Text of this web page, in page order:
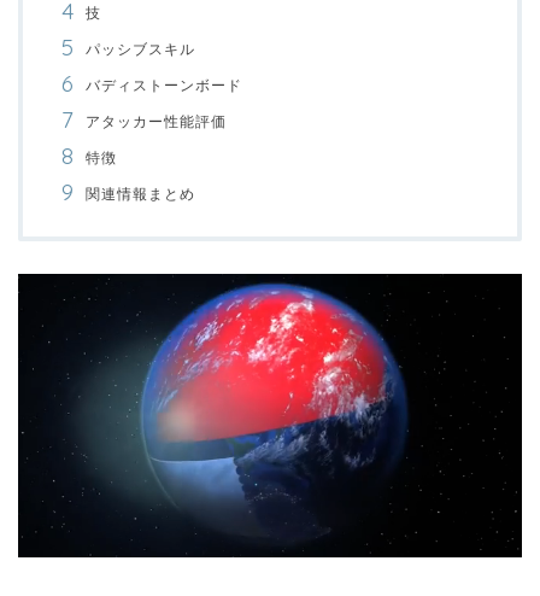
技
パッシブスキル
バディストーンボード
アタッカー性能評価
特徴
関連情報まとめ